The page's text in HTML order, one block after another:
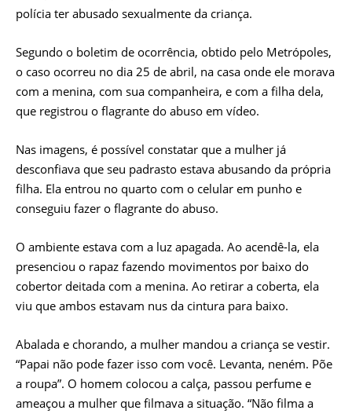
polícia ter abusado sexualmente da criança.
Segundo o boletim de ocorrência, obtido pelo Metrópoles,
o caso ocorreu no dia 25 de abril, na casa onde ele morava
com a menina, com sua companheira, e com a filha dela,
que registrou o flagrante do abuso em vídeo.
Nas imagens, é possível constatar que a mulher já
desconfiava que seu padrasto estava abusando da própria
filha. Ela entrou no quarto com o celular em punho e
conseguiu fazer o flagrante do abuso.
O ambiente estava com a luz apagada. Ao acendê-la, ela
presenciou o rapaz fazendo movimentos por baixo do
cobertor deitada com a menina. Ao retirar a coberta, ela
viu que ambos estavam nus da cintura para baixo.
Abalada e chorando, a mulher mandou a criança se vestir.
“Papai não pode fazer isso com você. Levanta, neném. Põe
a roupa”. O homem colocou a calça, passou perfume e
ameaçou a mulher que filmava a situação. “Não filma a